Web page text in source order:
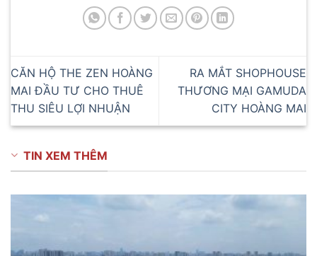
CĂN HỘ THE ZEN HOÀNG
MAI ĐẦU TƯ CHO THUÊ
THU SIÊU LỢI NHUẬN
RA MẮT SHOPHOUSE
THƯƠNG MẠI GAMUDA
CITY HOÀNG MAI
TIN XEM THÊM